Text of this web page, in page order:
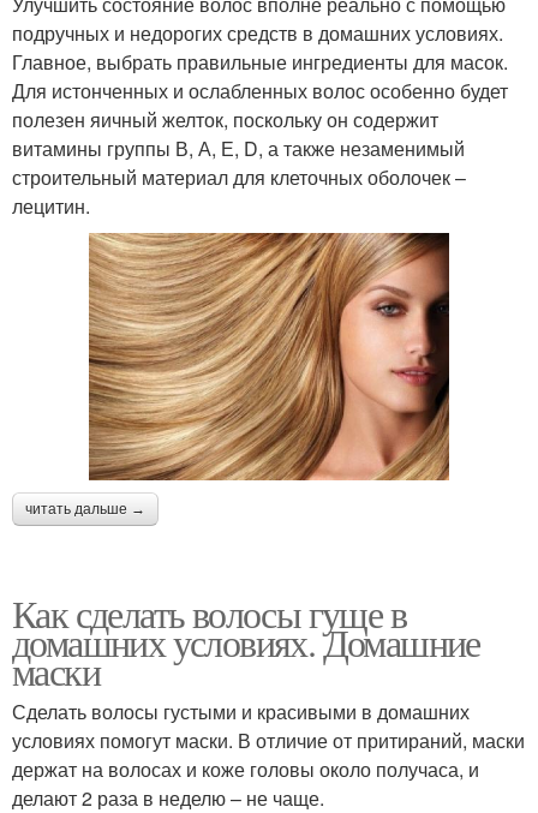
подручных и недорогих средств в домашних условиях.
Главное, выбрать правильные ингредиенты для масок.
Для истонченных и ослабленных волос особенно будет
полезен яичный желток, поскольку он содержит
витамины группы В, А, Е, D, а также незаменимый
строительный материал для клеточных оболочек –
лецитин.
читать дальше →
Как сделать волосы гуще в
домашних условиях. Домашние
маски
Сделать волосы густыми и красивыми в домашних
условиях помогут маски. В отличие от притираний, маски
держат на волосах и коже головы около получаса, и
делают 2 раза в неделю – не чаще.